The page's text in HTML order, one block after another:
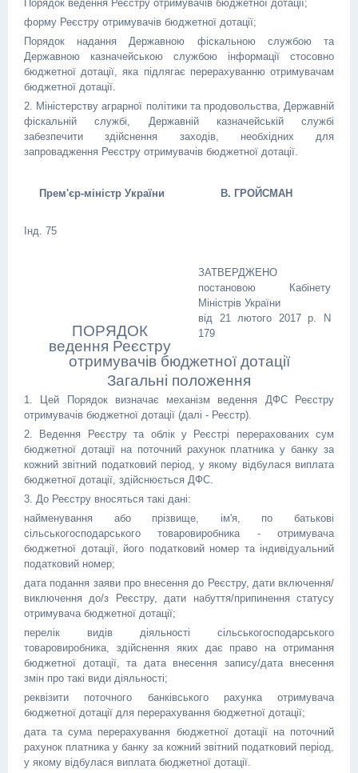
Порядок ведення Реєстру отримувачів бюджетної дотації;
форму Реєстру отримувачів бюджетної дотації;
Порядок надання Державною фіскальною службою та
Державною казначейською службою інформації стосовно
бюджетної дотації, яка підлягає перерахуванню отримувачам
бюджетної дотації.
2. Міністерству аграрної політики та продовольства, Державній
фіскальній службі, Державній казначейській службі
забезпечити здійснення заходів, необхідних для
запровадження Реєстру отримувачів бюджетної дотації.
Прем'єр-міністр України В. ГРОЙСМАН
Інд. 75
ЗАТВЕРДЖЕНО
постановою Кабінету
Міністрів України
від 21 лютого 2017 р. N
179
ПОРЯДОК
ведення Реєстру
отримувачів бюджетної дотації
Загальні положення
1. Цей Порядок визначає механізм ведення ДФС Реєстру
отримувачів бюджетної дотації (далі - Реєстр).
2. Ведення Реєстру та облік у Реєстрі перерахованих сум
бюджетної дотації на поточний рахунок платника у банку за
кожний звітний податковий період, у якому відбулася виплата
бюджетної дотації, здійснюється ДФС.
3. До Реєстру вносяться такі дані:
найменування або прізвище, ім'я, по батькові
сільськогосподарського товаровиробника - отримувача
бюджетної дотації, його податковий номер та індивідуальний
податковий номер;
дата подання заяви про внесення до Реєстру, дати включення/
виключення до/з Реєстру, дати набуття/припинення статусу
отримувача бюджетної дотації;
перелік видів діяльності сільськогосподарського
товаровиробника, здійснення яких дає право на отримання
бюджетної дотації, та дата внесення запису/дата внесення
змін про такі види діяльності;
реквізити поточного банківського рахунка отримувача
бюджетної дотації для перерахування бюджетної дотації;
дата та сума перерахування бюджетної дотації на поточний
рахунок платника у банку за кожний звітний податковий період,
у якому відбулася виплата бюджетної дотації.